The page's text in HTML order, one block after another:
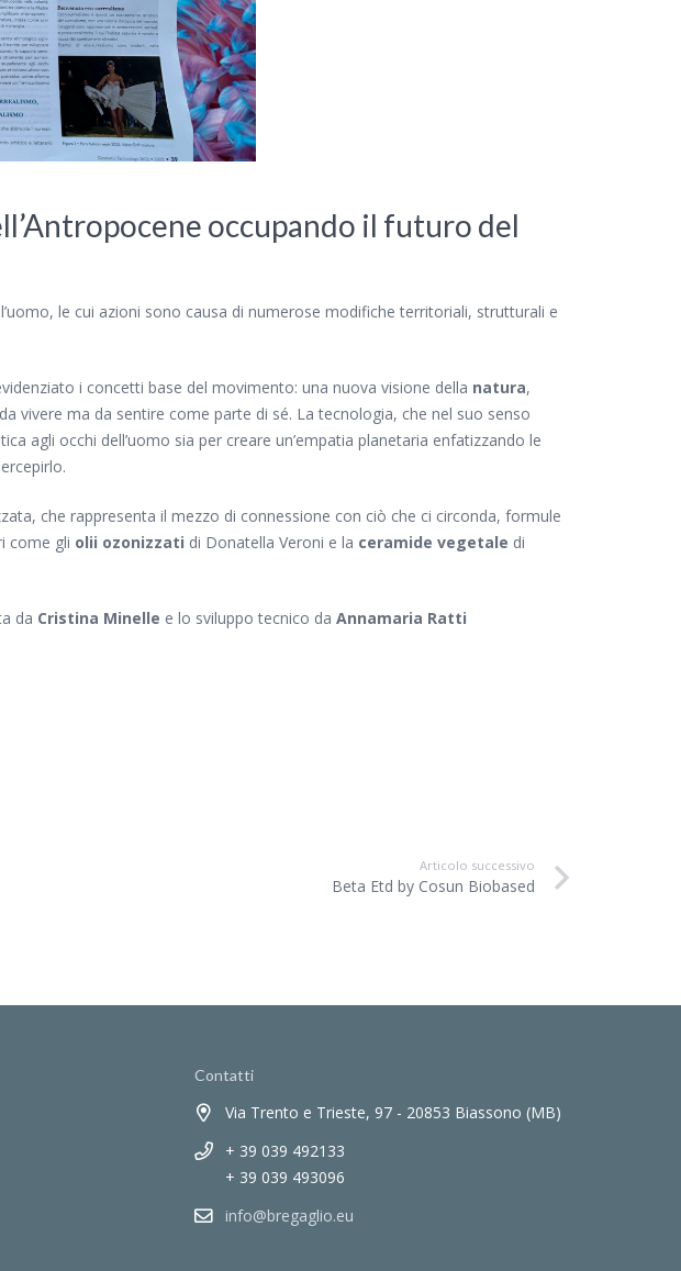
occupando il futuro del
le cui azioni sono causa di numerose modifiche territoriali, strutturali e
i concetti base del movimento: una nuova visione della natura,
vivere ma da sentire come parte di sé. La tecnologia, che nel suo senso
agli occhi dell’uomo sia per creare un’empatia planetaria enfatizzando le
che rappresenta il mezzo di connessione con ciò che ci circonda, formule
come gli olii ozonizzati di Donatella Veroni e la ceramide vegetale di
da Cristina Minelle e lo sviluppo tecnico da Annamaria Ratti
Articolo successivo
Beta Etd by Cosun Biobased
Contatti
Via Trento e Trieste, 97 - 20853 Biassono (MB)
+ 39 039 492133
+ 39 039 493096
info@bregaglio.eu